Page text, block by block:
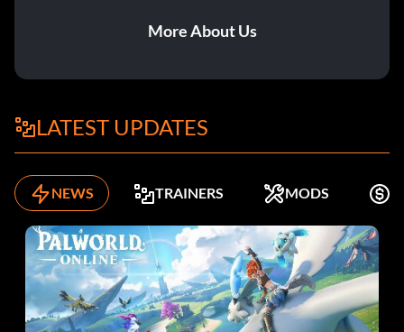
More About Us
LATEST UPDATES
NEWS TRAINERS MODS